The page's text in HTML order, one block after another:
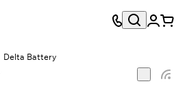
Delta Battery